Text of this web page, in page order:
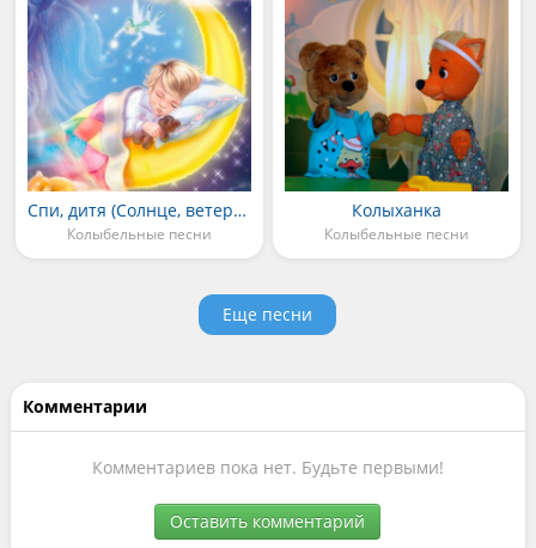
Спи, дитя (Солнце, ветер и орел)
Колыбельные песни
Колыханка
Колыбельные песни
Еще песни
Комментарии
Комментариев пока нет. Будьте первыми!
Оставить комментарий